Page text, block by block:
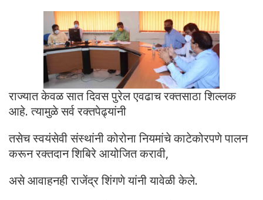
राज्यात केवळ सात दिवस पुरेल एवढाच रक्तसाठा शिल्लक
आहे. त्यामुळे सर्व रक्तपेढ्यांनी
तसेच स्वयंसेवी संस्थांनी कोरोना नियमांचे काटेकोरपणे पालन
करून रक्तदान शिबिरे आयोजित करावी,
असे आवाहनही राजेंद्र शिंगणे यांनी यावेळी केले.